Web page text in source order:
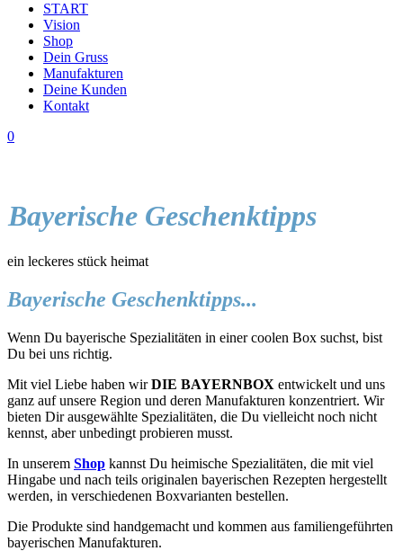
START
Vision
Shop
Dein Gruss
Manufakturen
Deine Kunden
Kontakt
0
Bayerische Geschenktipps
ein leckeres stück heimat
Bayerische Geschenktipps...
Wenn Du bayerische Spezialitäten in einer coolen Box suchst, bist
Du bei uns richtig.
Mit viel Liebe haben wirDIE BAYERNBOX entwickelt und uns
ganz auf unsere Region und deren Manufakturen konzentriert. Wir
bieten Dir ausgewählte Spezialitäten, die Du vielleicht noch nicht
kennst, aber unbedingt probieren musst.
In unserem Shop kannst Du heimische Spezialitäten, die mit viel
Hingabe und nach teils originalen bayerischen Rezepten hergestellt
werden, in verschiedenen Boxvarianten bestellen.
Die Produkte sind handgemacht und kommen aus familiengeführten
bayerischen Manufakturen.